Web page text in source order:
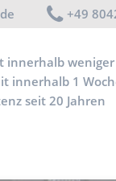
+49
innerhalb
innerhalb 1
seit 20 Jahren